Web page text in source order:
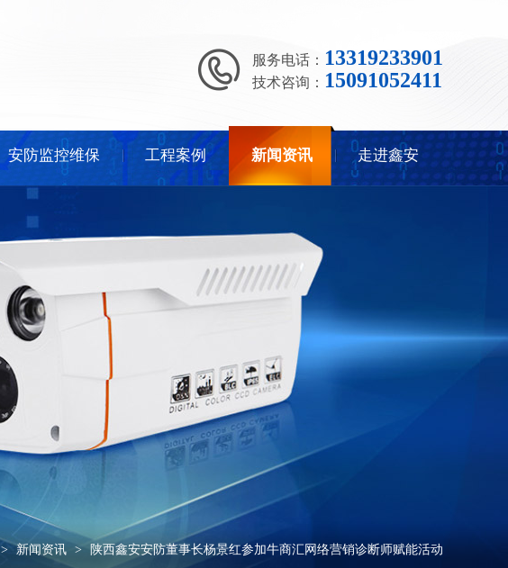
服务电话： 13319233901
技术咨询： 15091052411
安防监控维保 工程案例 新闻资讯 走进鑫安
> 新闻资讯 > 陕西鑫安安防董事长杨景红参加牛商汇网络营销诊断师赋能活动